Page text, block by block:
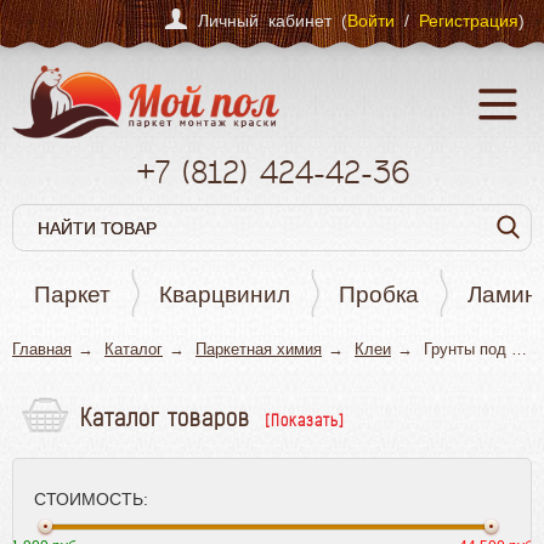
Личный кабинет (Войти/Регистрация)
+7 (812) 424-42-36
Паркет Кварцвинил Пробка
Главная Каталог Паркетная химия Клеи Грунты под клей
Каталог товаров
Паркет
СТОИМОСТЬ: